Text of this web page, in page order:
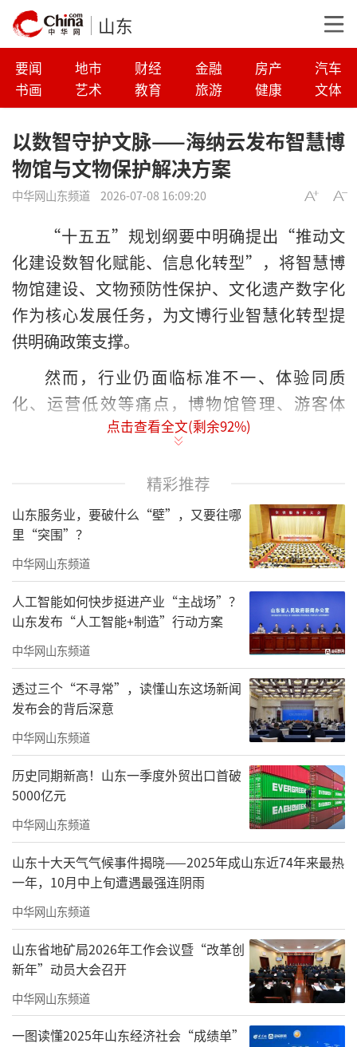
山东
要闻 地市 财经 金融 房产
汽车
书画
艺术 教育 旅游 健康 文体
以数智守护文脉——海纳云发布智慧博
物馆与文物保护解决方案
中华网山东频道 2026-07-08 16:09:20
“十五五”规划纲要中明确提出“推动文
化建设数智化赋能、信息化转型”，将智慧博
物馆建设、文物预防性保护、文化遗产数字化
作为核心发展任务，为文博行业智慧化转型提
供明确政策支撑。
然而，行业仍面临标准不一、体验同质
化、运营低效等痛点，博物馆管理、游客体
验、政府监管与第三方协作各环节均存在短
海纳云深耕智慧场馆与文物保护领域，打
造智慧博物馆全场景解决方案，以“1+4+4+
N”即“1个智慧博物馆大脑+4大技术平台+4类
应用主体+N类文博场景”为整体架构，实现全
域感知、智慧管理、AI服务、沉浸体验与产业融
合五大目标，以“科技+文化”深度融合之力，
为博物馆装上“智慧大脑”。
全栈自研技术底座
构筑海纳云核心差异化优势
海纳云构建“1+4+4+N”整体架构，打造
物联网、大数据、AI算法、数字孪生四大核心平
台，分别解决博物馆“感知接入”“数据治
理”“智能决策”与“可视管理”四大关键问
点击查看全文(剩余92%)
精彩推荐
山东服务业，要破什么“壁”，又要往哪
里“突围”？
中华网山东频道
人工智能如何快步挺进产业“主战场”？
山东发布“人工智能+制造”行动方案
中华网山东频道
透过三个“不寻常”，读懂山东这场新闻
发布会的背后深意
中华网山东频道
历史同期新高！山东一季度外贸出口首破
5000亿元
中华网山东频道
山东十大天气气候事件揭晓——2025年成山东近74年来最热
一年，10月中上旬遭遇最强连阴雨
中华网山东频道
山东省地矿局2026年工作会议暨“改革创
新年”动员大会召开
中华网山东频道
一图读懂2025年山东经济社会“成绩单”